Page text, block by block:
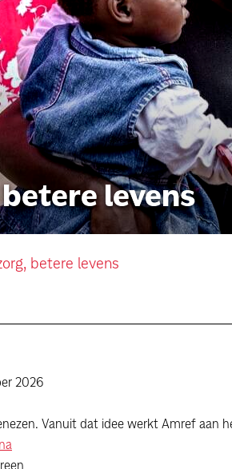
levens
betere levens
2026
Vanuit dat idee werkt Amref aan